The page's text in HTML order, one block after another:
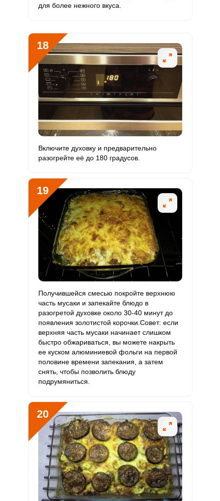
для более нежного вкуса.
18
Включите духовку и предварительно
разогрейте её до 180 градусов.
19
Получившейся смесью покройте верхнюю
часть мусаки и запекайте блюдо в
разогретой духовке около 30-40 минут до
появления золотистой корочки.Совет: если
верхняя часть мусаки начинает слишком
быстро обжариваться, вы можете накрыть
ее куском алюминиевой фольги на первой
половине времени запекания, а затем
снять, чтобы позволить блюду
подрумяниться.
20